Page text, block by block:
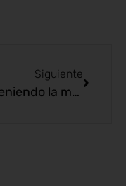
Siguiente
Manteniendo la motivación en tu viaje de pérdida de peso.